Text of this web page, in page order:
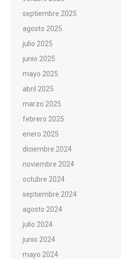
septiembre 2025
agosto 2025
julio 2025
junio 2025
mayo 2025
abril 2025
marzo 2025
febrero 2025
enero 2025
diciembre 2024
noviembre 2024
octubre 2024
septiembre 2024
agosto 2024
julio 2024
junio 2024
mayo 2024